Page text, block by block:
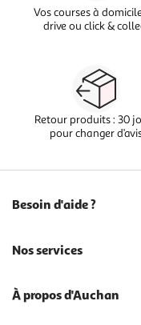
Vos courses à
drive ou click &
Retour produits : 30
pour changer
Besoin d'aide ?
Nos services
À propos d'Auchan